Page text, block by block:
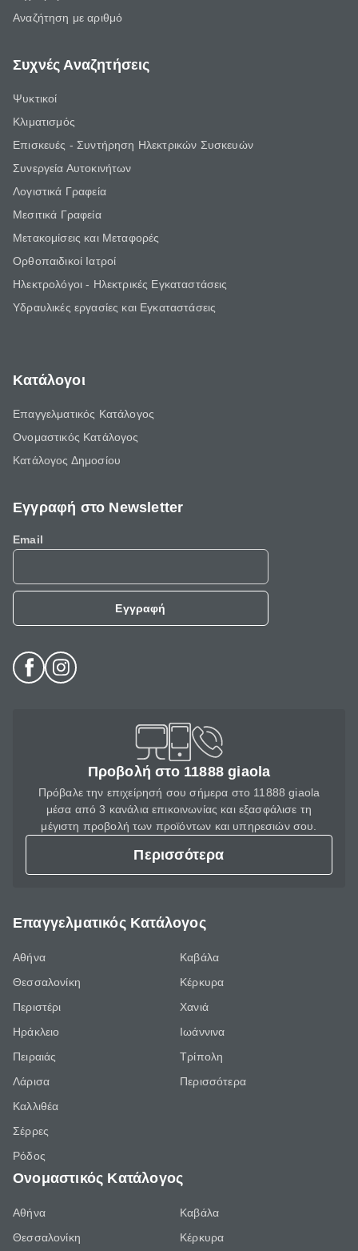
Αναζήτηση με αριθμό
Συχνές Αναζητήσεις
Ψυκτικοί
Κλιματισμός
Επισκευές - Συντήρηση Ηλεκτρικών Συσκευών
Συνεργεία Αυτοκινήτων
Λογιστικά Γραφεία
Μεσιτικά Γραφεία
Μετακομίσεις και Μεταφορές
Ορθοπαιδικοί Ιατροί
Ηλεκτρολόγοι - Ηλεκτρικές Εγκαταστάσεις
Υδραυλικές εργασίες και Εγκαταστάσεις
Κατάλογοι
Επαγγελματικός Κατάλογος
Ονομαστικός Κατάλογος
Κατάλογος Δημοσίου
Εγγραφή στο Newsletter
Email
Εγγραφή
Προβολή στο 11888 giaola
Πρόβαλε την επιχείρησή σου σήμερα στο 11888 giaola
μέσα από 3 κανάλια επικοινωνίας και εξασφάλισε τη
μέγιστη προβολή των προϊόντων και υπηρεσιών σου.
Περισσότερα
Επαγγελματικός Κατάλογος
Αθήνα
Θεσσαλονίκη
Περιστέρι
Ηράκλειο
Πειραιάς
Λάρισα
Καλλιθέα
Σέρρες
Ρόδος
Καβάλα
Κέρκυρα
Χανιά
Ιωάννινα
Τρίπολη
Περισσότερα
Ονομαστικός Κατάλογος
Αθήνα
Θεσσαλονίκη
Καβάλα
Κέρκυρα